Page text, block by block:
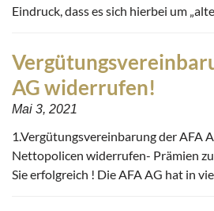
Eindruck, dass es sich hierbei um
AG widerrufen!
Mai 3, 2021
1.Vergütungsvereinbarung der AFA
Nettopolicen widerrufen- Prämien
Sie erfolgreich ! Die AFA AG hat in